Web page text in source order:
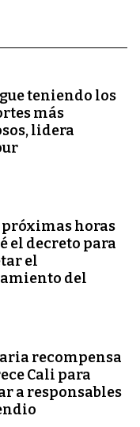
teniendo los
más
lidera
próximas horas
el decreto para
el
del
recompensa
Cali para
a responsables